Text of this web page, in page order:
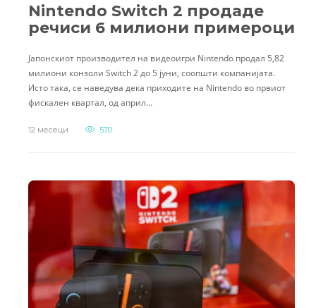
Nintendo Switch 2 продаде
речиси 6 милиони примероци
Јапонскиот производител на видеоигри Nintendo продал 5,82
милиони конзоли Switch 2 до 5 јуни, соопшти компанијата.
Исто така, се наведува дека приходите на Nintendo во првиот
фискален квартал, од април…
12 месеци 570